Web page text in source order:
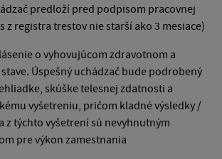
predloží pred podpisom pracovnej
z registra trestov nie starší ako 3 mesiace)
o vyhovujúcom zdravotnom a
Úspešný uchádzač bude podrobený
skúške telesnej zdatnosti a
vyšetreniu, pričom kladné výsledky /
z týchto vyšetrení sú nevyhnutným
pre výkon zamestnania